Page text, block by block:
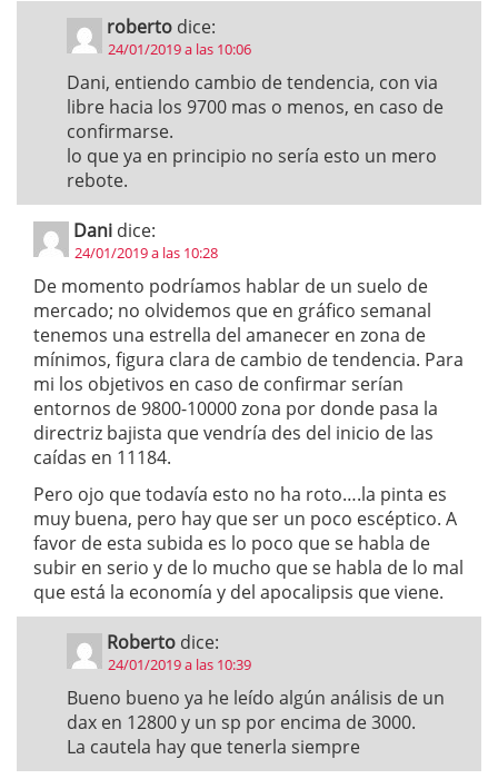
roberto dice:
24/01/2019 a las 10:06
Dani, entiendo cambio de tendencia, con via
libre hacia los 9700 mas o menos, en caso de
confirmarse.
lo que ya en principio no sería esto un mero
rebote.
Dani dice:
24/01/2019 a las 10:28
De momento podríamos hablar de un suelo de
mercado; no olvidemos que en gráfico semanal
tenemos una estrella del amanecer en zona de
mínimos, figura clara de cambio de tendencia. Para
mi los objetivos en caso de confirmar serían
entornos de 9800-10000 zona por donde pasa la
directriz bajista que vendría des del inicio de las
caídas en 11184.
Pero ojo que todavía esto no ha roto….la pinta es
muy buena, pero hay que ser un poco escéptico. A
favor de esta subida es lo poco que se habla de
subir en serio y de lo mucho que se habla de lo mal
que está la economía y del apocalipsis que viene.
Roberto dice:
24/01/2019 a las 10:39
Bueno bueno ya he leído algún análisis de un
dax en 12800 y un sp por encima de 3000.
La cautela hay que tenerla siempre